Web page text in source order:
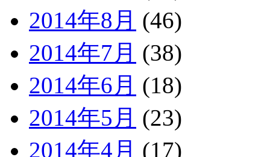
2014年8月 (46)
2014年7月 (38)
2014年6月 (18)
2014年5月 (23)
2014年4月 (17)